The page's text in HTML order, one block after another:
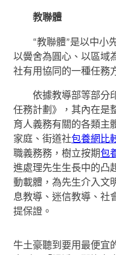
教聯體
“教聯體”是以中小
以黌舍為圓心、以區域
社有用協同的一種任務
依據教導部等部分
任務計劃》，其內在是
育人義務有關的各類主
家庭、街道社包養網比
職義務務，樹立按期包
進處理先生生長中的凸
動載體，為先生介入文
息教導、迷信教導、社
提保證。
牛土豪聽到要用最便宜